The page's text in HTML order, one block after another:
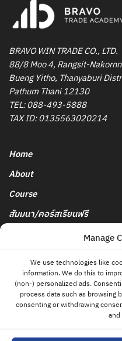
Manage
We use technologies like
information. We do this to
(non-) personalized ads.
process data such as browsing
consenting or withdrawing
BRAVO WIN TRADE CO., LTD.
88/8 Moo 4, Rangsit-
Bueng Yitho, Thanyaburi
Pathum Thani 12130
TEL:088-493-5888
TAX ID: 0135563020214
Home
About
Course
สัมมนา/คอร์สเรียนฟรี
นโยบายการยกเลิกและคืนเงิน
Blog & News
Store
Contact